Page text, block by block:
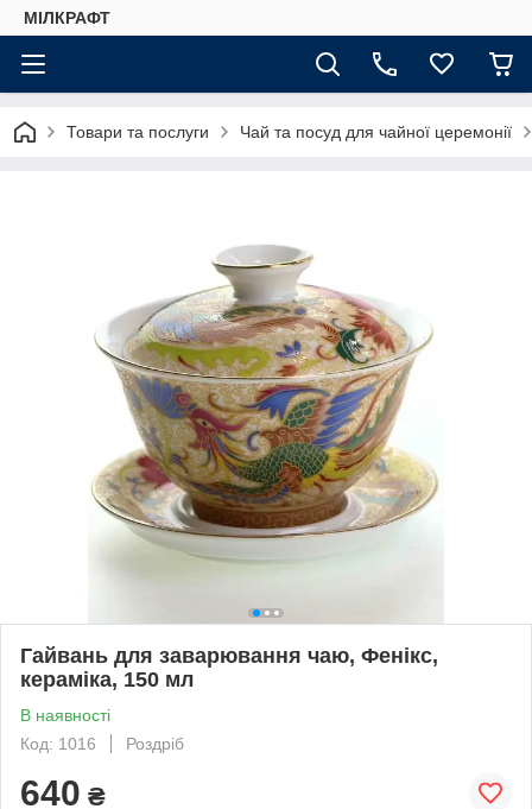
МІЛКРАФТ
Товари та послуги Чай та посуд для чайної церемонії
Гайвань для заварювання чаю, Фенікс,
кераміка, 150 мл
В наявності
Код: 1016
Роздріб
640 ₴